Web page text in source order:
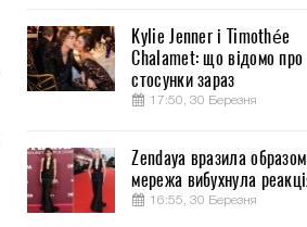
Kylie Jenner і Timothée
Chalamet: що відомо про
стосунки зараз
17:50, 30 Березня
Zendaya вразила
мережа вибухнула
16:55, 30 Березня